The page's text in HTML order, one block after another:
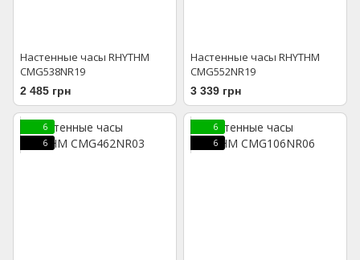
Настенные часы RHYTHM
CMG538NR19
2 485 грн
Настенные часы RHYTHM
CMG552NR19
3 339 грн
6
6
6
6